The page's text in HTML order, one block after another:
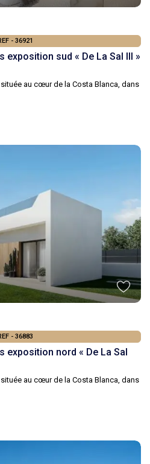
- 36921
exposition sud « De La Sal III »
au cœur de la Costa Blanca, dans
- 36883
exposition nord « De La Sal
au cœur de la Costa Blanca, dans